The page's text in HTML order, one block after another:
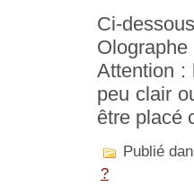
Ci-
Attention :
peu clair
être placé
Publié
?